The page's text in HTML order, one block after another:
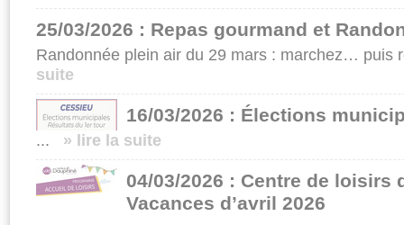
25/03/2026 : Repas gourmand et
Randonnée plein air du 29 mars : marchez… puis
suite
16/03/2026 : Élections
... » lire la suite
04/03/2026 : Centre de loisirs
Vacances d’avril 2026